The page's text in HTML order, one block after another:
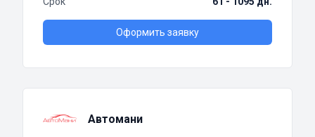
Оформить заявку
Автомани